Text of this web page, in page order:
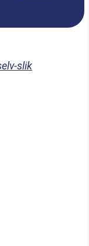
slik